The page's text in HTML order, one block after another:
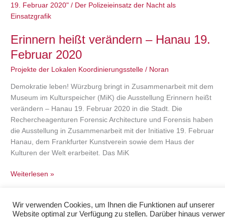
Erinnern heißt verändern – Hanau 19.
Februar 2020
Projekte der Lokalen Koordinierungsstelle / Noran
Demokratie leben! Würzburg bringt in Zusammenarbeit mit dem
Museum im Kulturspeicher (MiK) die Ausstellung Erinnern heißt
verändern – Hanau 19. Februar 2020 in die Stadt. Die
Rechercheagenturen Forensic Architecture und Forensis haben
die Ausstellung in Zusammenarbeit mit der Initiative 19. Februar
Hanau, dem Frankfurter Kunstverein sowie dem Haus der
Kulturen der Welt erarbeitet. Das MiK
heißt
verändern
Hanau
19.
Februar
2020
Weiterlesen »
Wir verwenden Cookies, um Ihnen die Funktionen auf unserer
Website optimal zur Verfügung zu stellen. Darüber hinaus